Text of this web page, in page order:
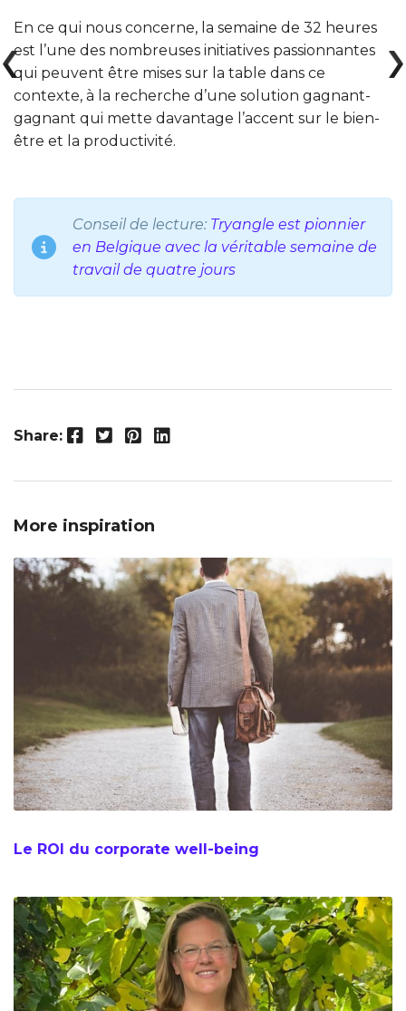
En ce qui nous concerne, la semaine de 32 heures
est l’une des nombreuses initiatives passionnantes
qui peuvent être mises sur la table dans ce
contexte, à la recherche d’une solution gagnant-
gagnant qui mette davantage l’accent sur le bien-
être et la productivité.
Conseil de lecture: Tryangle est pionnier
en Belgique avec la véritable semaine de
travail de quatre jours
Share: Facebook
Twitter
Pinterest
LinkedIn
More inspiration
Le ROI du corporate well-being